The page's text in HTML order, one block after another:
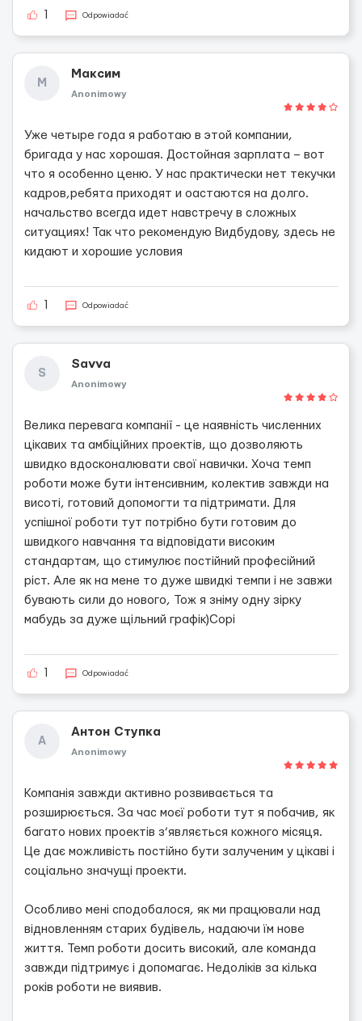
Odpowiadać
М
Максим
Anonimowy
Уже четыре года я работаю в этой компании,
бригада у нас хорошая. Достойная зарплата – вот
что я особенно ценю. У нас практически нет текучки
кадров,ребята приходят и оастаются на долго.
начальство всегда идет навстречу в сложных
ситуациях! Так что рекомендую Видбудову, здесь не
кидают и хорошие условия
Odpowiadać
S
Savva
Anonimowy
Велика перевага компанії - це наявність численних
цікавих та амбіційних проектів, що дозволяють
швидко вдосконалювати свої навички. Хоча темп
роботи може бути інтенсивним, колектив завжди на
висоті, готовий допомогти та підтримати. Для
успішної роботи тут потрібно бути готовим до
швидкого навчання та відповідати високим
стандартам, що стимулює постійний професійний
ріст. Але як на мене то дуже швидкі темпи і не завжи
бувають сили до нового, Тож я зніму одну зірку
мабудь за дуже щільний графік)Сорі
Odpowiadać
А
Антон Ступка
Anonimowy
Компанія завжди активно розвивається та
розширюється. За час моєї роботи тут я побачив, як
багато нових проектів з’являється кожного місяця.
Це дає можливість постійно бути залученим у цікаві і
соціально значущі проекти.
Особливо мені сподобалося, як ми працювали над
відновленням старих будівель, надаючи їм нове
життя. Темп роботи досить високий, але команда
завжди підтримує і допомагає. Недоліків за кілька
років роботи не виявив.